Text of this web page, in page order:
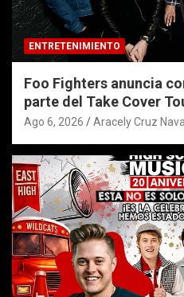
ENTRETENIMIENTO
Foo Fighters anuncia
parte del Take Cover
Ago 6, 2026 Aracely Cruz